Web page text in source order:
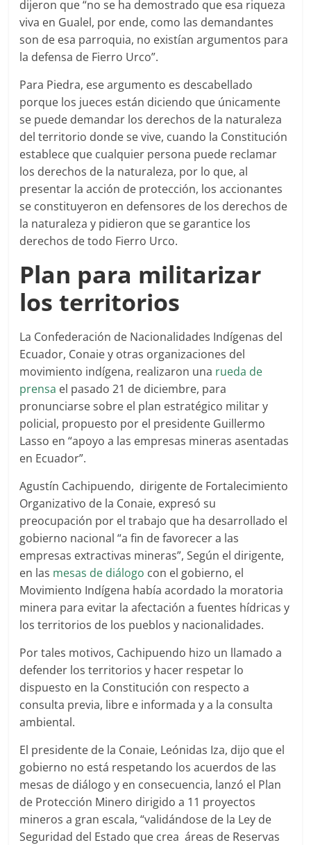
dijeron que “no se ha demostrado que esa riqueza
viva en Gualel, por ende, como las demandantes
son de esa parroquia, no existían argumentos para
la defensa de Fierro Urco”.
Para Piedra, ese argumento es descabellado
porque los jueces están diciendo que únicamente
se puede demandar los derechos de la naturaleza
del territorio donde se vive, cuando la Constitución
establece que cualquier persona puede reclamar
los derechos de la naturaleza, por lo que, al
presentar la acción de protección, los accionantes
se constituyeron en defensores de los derechos de
la naturaleza y pidieron que se garantice los
derechos de todo Fierro Urco.
Plan para militarizar
los territorios
La Confederación de Nacionalidades Indígenas del
Ecuador, Conaie y otras organizaciones del
movimiento indígena, realizaron una rueda de
prensa el pasado 21 de diciembre, para
pronunciarse sobre el plan estratégico militar y
policial, propuesto por el presidente Guillermo
Lasso en “apoyo a las empresas mineras asentadas
en Ecuador”.
Agustín Cachipuendo, dirigente de Fortalecimiento
Organizativo de la Conaie, expresó su
preocupación por el trabajo que ha desarrollado el
gobierno nacional “a fin de favorecer a las
empresas extractivas mineras”, Según el dirigente,
en las mesas de diálogo con el gobierno, el
Movimiento Indígena había acordado la moratoria
minera para evitar la afectación a fuentes hídricas y
los territorios de los pueblos y nacionalidades.
Por tales motivos, Cachipuendo hizo un llamado a
defender los territorios y hacer respetar lo
dispuesto en la Constitución con respecto a
consulta previa, libre e informada y a la consulta
ambiental.
El presidente de la Conaie, Leónidas Iza, dijo que el
gobierno no está respetando los acuerdos de las
mesas de diálogo y en consecuencia, lanzó el Plan
de Protección Minero dirigido a 11 proyectos
mineros a gran escala, “validándose de la Ley de
Seguridad del Estado que crea áreas de Reservas